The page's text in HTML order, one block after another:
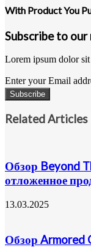
With Product You
Subscribe to
Lorem ipsum dolor sit
Enter your Email
Related Articles
Обзор Beyond
отложенное
13.03.2025
Обзор Armored